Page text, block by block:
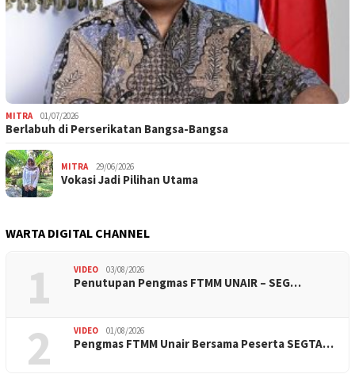
MITRA 01/07/2026
Berlabuh di Perserikatan Bangsa-Bangsa
MITRA 29/06/2026
Vokasi Jadi Pilihan Utama
WARTA DIGITAL CHANNEL
1 VIDEO 03/08/2026
Penutupan Pengmas FTMM UNAIR – SEG…
2 VIDEO 01/08/2026
Pengmas FTMM Unair Bersama Peserta SEGTA…